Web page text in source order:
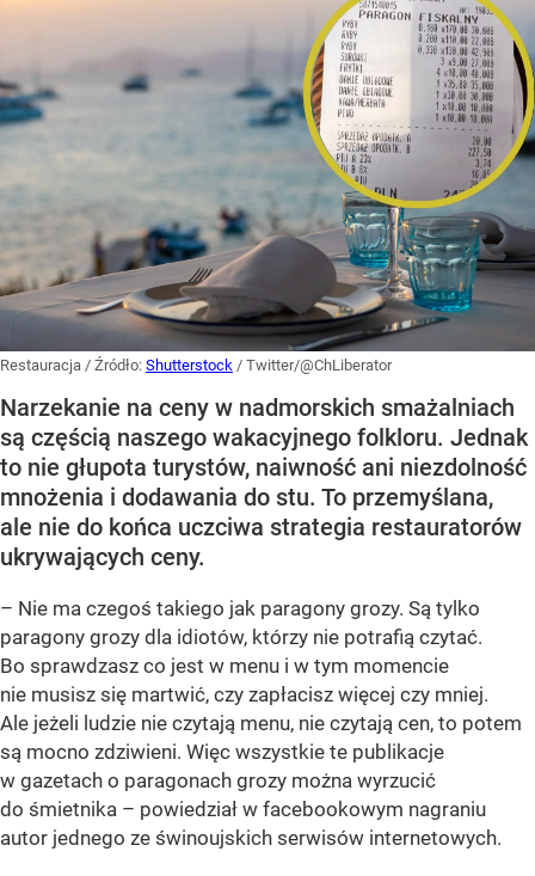
Restauracja / Źródło: Shutterstock / Twitter/@ChLiberator
Narzekanie na ceny w nadmorskich smażalniach
są częścią naszego wakacyjnego folkloru. Jednak
to nie głupota turystów, naiwność ani niezdolność
mnożenia i dodawania do stu. To przemyślana,
ale nie do końca uczciwa strategia restauratorów
ukrywających ceny.
– Nie ma czegoś takiego jak paragony grozy. Są tylko
paragony grozy dla idiotów, którzy nie potrafią czytać.
Bo sprawdzasz co jest w menu i w tym momencie
nie musisz się martwić, czy zapłacisz więcej czy mniej.
Ale jeżeli ludzie nie czytają menu, nie czytają cen, to potem
są mocno zdziwieni. Więc wszystkie te publikacje
w gazetach o paragonach grozy można wyrzucić
do śmietnika – powiedział w facebookowym nagraniu
autor jednego ze świnoujskich serwisów internetowych.